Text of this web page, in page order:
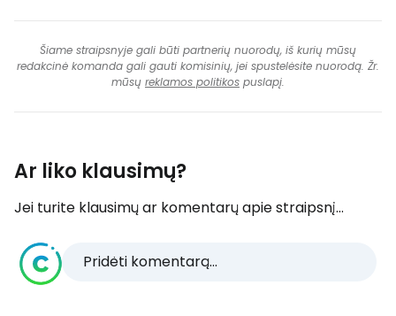
Šiame straipsnyje gali būti partnerių nuorodų, iš kurių mūsų
redakcinė komanda gali gauti komisinių, jei spustelėsite nuorodą. Žr.
mūsų reklamos politikos puslapį.
Ar liko klausimų?
Jei turite klausimų ar komentarų apie straipsnį...
Pridėti komentarą...